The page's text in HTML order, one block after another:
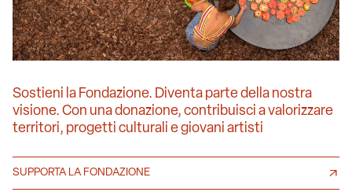
Sostieni la Fondazione. Diventa parte della nostra
visione. Con una donazione, contribuisci a valorizzare
territori, progetti culturali e giovani artisti
SUPPORTA LA FONDAZIONE